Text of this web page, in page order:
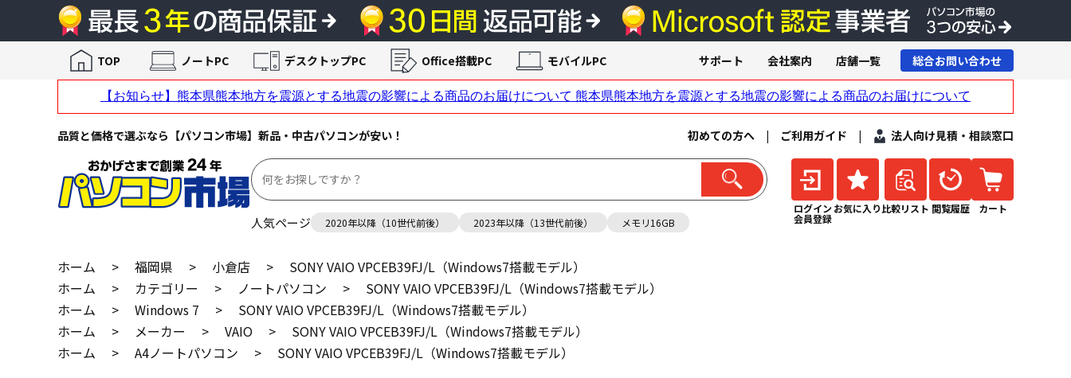
品質と価格で選ぶなら【パソコン市場】新品・中古パソコンが安い！ 初めての方へ | ご利用ガイド | 法人向け見積・相談窓口
人気ページ 2020年以降（10世代前後） 2023年以降（13世代前後） メモリ16GB
ログイン
会員登録
お気に入り 比較リスト 閲覧履歴 カート
TOP ノートPC デスクトップPC Office搭載PC モバイルPC サポート 会社案内 店舗一覧 総合お問い合わせ
ホーム > 福岡県 > 小倉店 >
SONY VAIO VPCEB39FJ/L（Windows7搭載モデル）
ホーム
> カテゴリー > ノートパソコン >
SONY VAIO VPCEB39FJ/L（Windows7搭載モデル）
ホーム
> Windows 7 >
SONY VAIO VPCEB39FJ/L（Windows7搭載モデル）
ホーム
> メーカー > VAIO >
SONY VAIO VPCEB39FJ/L（Windows7搭載モデル）
ホーム
> A4ノートパソコン > SONY VAIO VPCEB39FJ/L（Windows7搭載モデル）